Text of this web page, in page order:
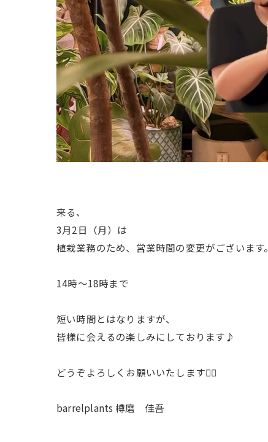
来る、
3月2日（月）は
植栽業務のため、営業時間の変更がございます。
14時〜18時まで
短い時間とはなりますが、
皆様に会えるの楽しみにしております♪
どうぞよろしくお願いいたします🙇‍♂️
barrelplants 樽磨 佳吾